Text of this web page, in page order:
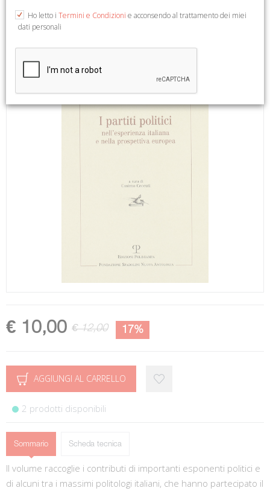
A cura di Ceccuti C. Firenze, 2006; br., pp. 104, ill. b/n, cm
17x24. (Biblioteca della Nuova Antologia. 20).
€ 10,00 € 12,00 17%
AGGIUNGI AL CARRELLO
2 prodotti disponibili
Sommario Scheda tecnica
Il volume raccoglie i contributi di importanti esponenti politici e
di alcuni tra i massimi politologi italiani, che hanno partecipato il
Ho letto i Termini e Condizioni e acconsendo al trattamento dei miei
dati personali